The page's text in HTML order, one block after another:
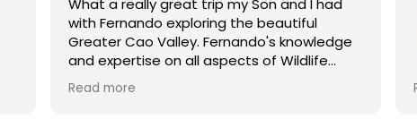
What a really great trip my Son and I had
with Fernando exploring the beautiful
Greater Cao Valley. Fernando's knowledge
and expertise on all aspects of Wildlife
were second to none. His enthusiasm is
infectious and he made the trip a joy for
Read more